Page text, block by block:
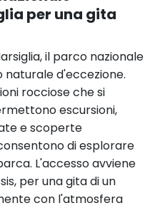
per una gita
il parco nazionale
naturale d'eccezione.
rocciose che si
escursioni,
e scoperte
di esplorare
L'accesso avviene
per una gita di un
con l'atmosfera